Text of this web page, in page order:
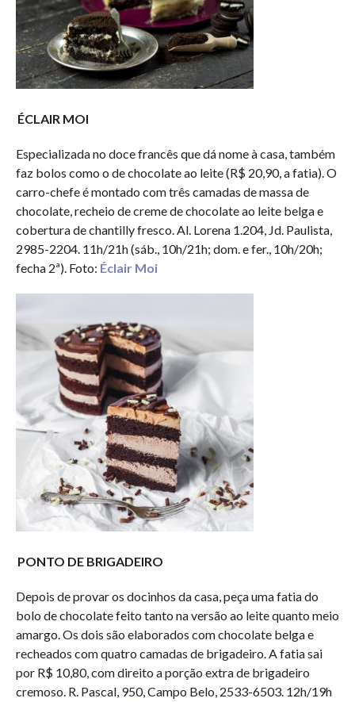
ÉCLAIR MOI
Especializada no doce francês que dá nome à casa, também
faz bolos como o de chocolate ao leite (R$ 20,90, a fatia). O
carro-chefe é montado com três camadas de massa de
chocolate, recheio de creme de chocolate ao leite belga e
cobertura de chantilly fresco. Al. Lorena 1.204, Jd. Paulista,
2985-2204. 11h/21h (sáb., 10h/21h; dom. e fer., 10h/20h;
fecha 2ª). Foto: Éclair Moi
PONTO DE BRIGADEIRO
Depois de provar os docinhos da casa, peça uma fatia do
bolo de chocolate feito tanto na versão ao leite quanto meio
amargo. Os dois são elaborados com chocolate belga e
recheados com quatro camadas de brigadeiro. A fatia sai
por R$ 10,80, com direito a porção extra de brigadeiro
cremoso. R. Pascal, 950, Campo Belo, 2533-6503. 12h/19h